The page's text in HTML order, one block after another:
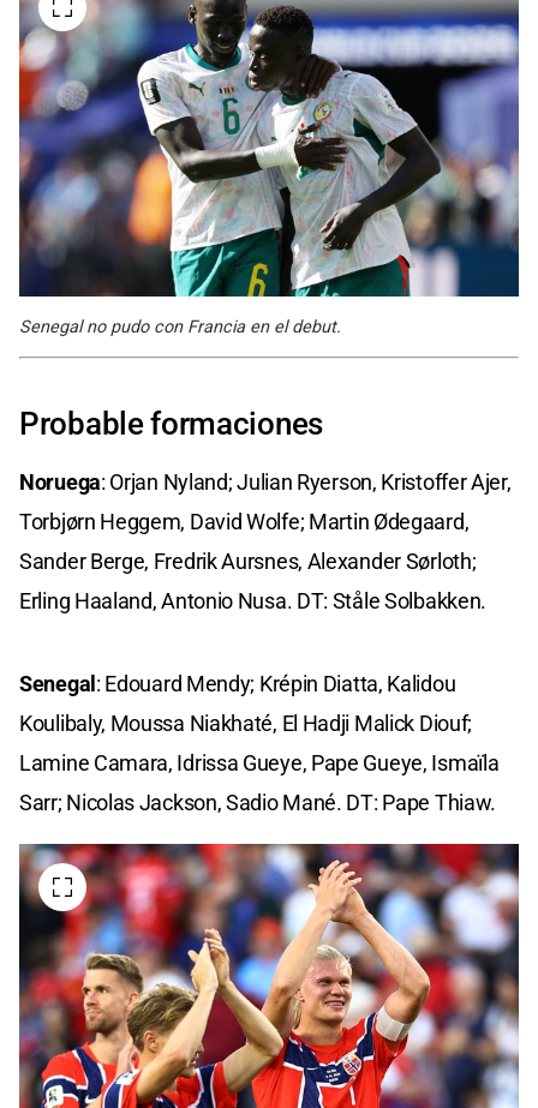
Senegal no pudo con Francia en el debut.
Probable formaciones
Noruega: Orjan Nyland; Julian Ryerson, Kristoffer Ajer,
Torbjørn Heggem, David Wolfe; Martin Ødegaard,
Sander Berge, Fredrik Aursnes, Alexander Sørloth;
Erling Haaland, Antonio Nusa. DT: Ståle Solbakken.
Senegal : Edouard Mendy; Krépin Diatta, Kalidou
Koulibaly, Moussa Niakhaté, El Hadji Malick Diouf;
Lamine Camara, Idrissa Gueye, Pape Gueye, Ismaïla
Sarr; Nicolas Jackson, Sadio Mané. DT: Pape Thiaw.